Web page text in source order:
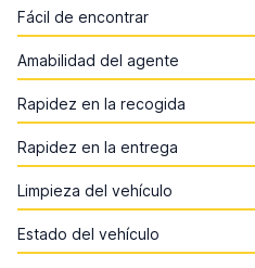
Fácil de encontrar
Amabilidad del agente
Rapidez en la recogida
Rapidez en la entrega
Limpieza del vehículo
Estado del vehículo